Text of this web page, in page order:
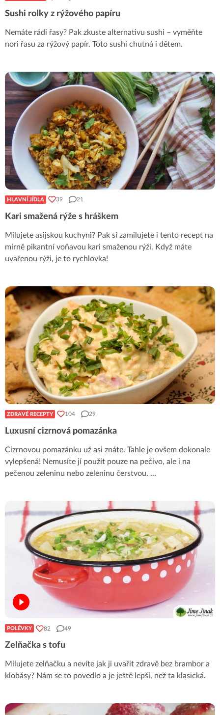
Sushi rolky z rýžového papíru
Nemáte rádi řasy? Pak zkuste alternativu sushi – vyměňte
nori řasu za rýžový papír. Toto sushi chutná i dětem.
HLAVNÍ JÍDLA 39 21
Kari smažená rýže s hráškem
Milujete asijskou kuchyni? Pak si zamilujete i tento recept na
mírně pikantní voňavou kari smaženou rýži. Když máte
uvařenou rýži, je to rychlovka!
ZDRAVÉ RECEPTY 104 29
Luxusní cizrnová pomazánka
Cizrnovou pomazánku už asi znáte. Tahle je ovšem dokonale
vylepšená! Nemusíte jí použít pouze na pečivo, ale i na
pečenou zeleninu nebo zeleninu čerstvou. ...
POLÉVKY 82 49
Zelňačka s tofu
Milujete zelňačku a nevíte jak ji uvařit zdravě bez brambor a
klobásy? Nám se to povedlo a je ještě lepší, než ta klasická.